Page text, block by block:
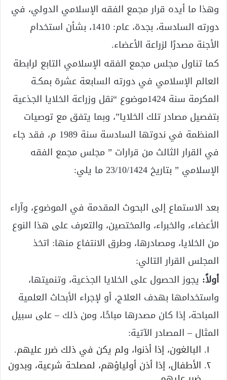
وهذا ما أيده قرار مجمع الفقه الإسلامي الدولي، في
دورته السادسة، بجدة، عام: 1410، بشأن استخدام
الأجنة مصدرًا لزراعة الأعضاء.
كما تناول مجلس مجمع الفقه الإسلامي التابع لرابطة
العالم الإسلامي في دورته السابعة عشرة بمكـة
المكرمة سنة 1424موضوع “نقل وزراعة الخلايا الجذعية
بتفصيل مصادر تلك الخلايا”، وبما يتفق مع توصيات
المنظمة في ندوتها السادسة سنة 1989 م، فقد جاء
في القرار الثالث من قرارات ” مجلس مجمع الفقه
الإسلامي ” بتاريخ 23/10/1424 ما يلي:
بعد الاستماع إلى البحوث المقدمة في الموضوع، وآراء
الأعضاء، والخبراء، والمختصين، والتعرف على هذا النوع
من الخلايا، ومصادرها، وطرق الانتفاع منها: اتخذ
المجلس القرار التالي:
أولاً: يجوز الحصول على الخلايا الجذعية، وتنميتها،
واستخدامها بهدف العلاج، أو لإجراء الأبحاث العلمية
المباحة، إذا كان مصدرها مباحًا، ومن ذلك – على سبيل
المثال – المصادر الآتية:
البالغون، إذا أذنوا، ولم يكن في ذلك ضرر عليهم.
الأطفال، إذا أذن أولياؤهم، لمصلحة شرعية، وبدون